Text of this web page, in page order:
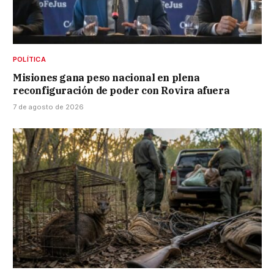
POLÍTICA
Misiones gana peso nacional en plena
reconfiguración de poder con Rovira afuera
7 de agosto de 2026